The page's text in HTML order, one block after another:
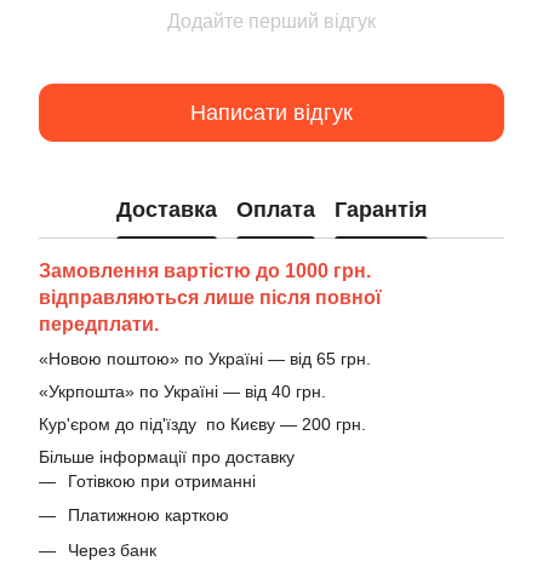
Додайте перший відгук
Написати відгук
Доставка Оплата Гарантія
Замовлення вартістю до 1000 грн.
відправляються лише після повної
передплати.
«Новою поштою» по Україні — від 65 грн.
«Укрпошта» по Україні — від 40 грн.
Кур'єром до під'їзду по Києву — 200 грн.
Більше інформації про доставку
Готівкою при отриманні
Платижною карткою
Через банк